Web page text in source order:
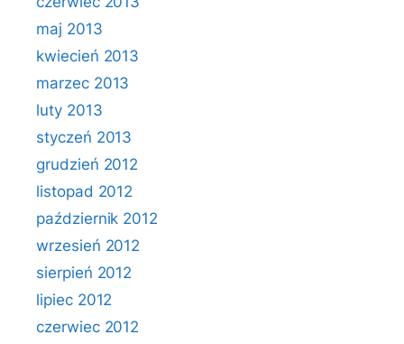
maj 2013
kwiecień 2013
marzec 2013
luty 2013
styczeń 2013
grudzień 2012
listopad 2012
październik 2012
wrzesień 2012
sierpień 2012
lipiec 2012
czerwiec 2012